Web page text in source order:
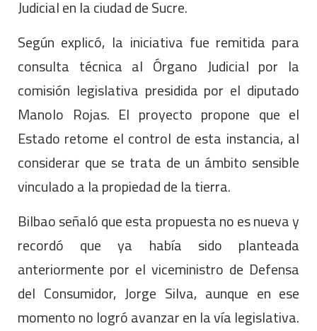
Judicial en la ciudad de Sucre.
Según explicó, la iniciativa fue remitida para
consulta técnica al Órgano Judicial por la
comisión legislativa presidida por el diputado
Manolo Rojas. El proyecto propone que el
Estado retome el control de esta instancia, al
considerar que se trata de un ámbito sensible
vinculado a la propiedad de la tierra.
Bilbao señaló que esta propuesta no es nueva y
recordó que ya había sido planteada
anteriormente por el viceministro de Defensa
del Consumidor, Jorge Silva, aunque en ese
momento no logró avanzar en la vía legislativa.